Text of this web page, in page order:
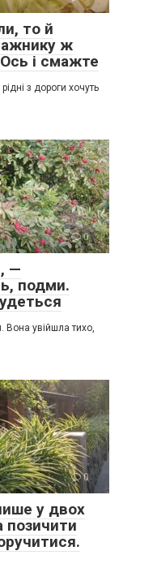
то й
ж
і смажте
з дороги хочуть
0
—
подми.
Вона увійшла тихо,
0
у двох
позичити